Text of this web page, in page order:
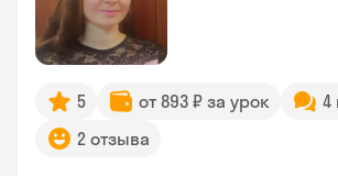
5 от 893 ₽ за урок
4
2 отзыва